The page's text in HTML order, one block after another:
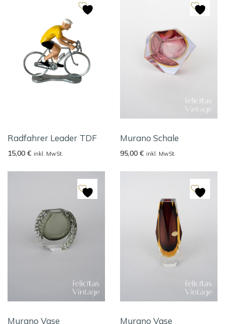
Radfahrer Leader TDF
15,00 € inkl. MwSt.
Murano Schale
95,00 € inkl. MwSt.
Murano Vase Murano Vase